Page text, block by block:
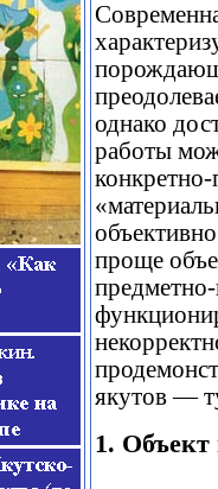
однако
работы
проще
предметно-
якутов —
1. Объект